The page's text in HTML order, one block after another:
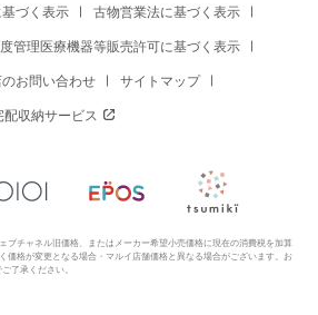
づく表示 古物営業法に基づく表示
管理医療機器等販売許可に基づく表示
お問い合わせ サイトマップ
配収納サービス
ブチャネル旧価格、またはメーカー希望小売価格に現在の消費税を加算
価格が変更となる場合・マルイ店舗価格と異なる場合がございます。お
了承ください。